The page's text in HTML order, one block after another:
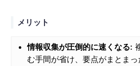
メリット
情報収集が圧倒的に速くなる:
む手間が省け、要点がまとま